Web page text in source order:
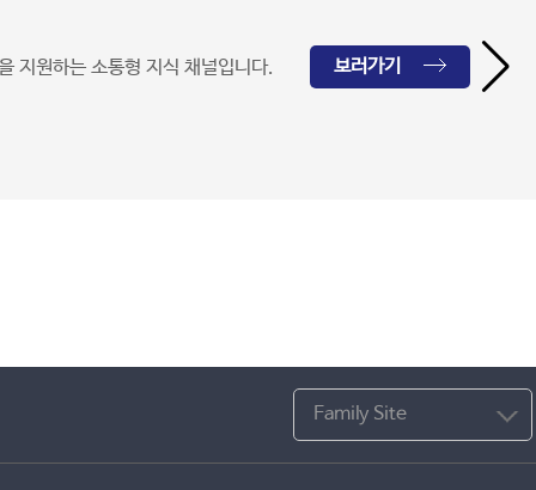
지원하는 소통형 지식 채널입니다. 보러가기
Family Site